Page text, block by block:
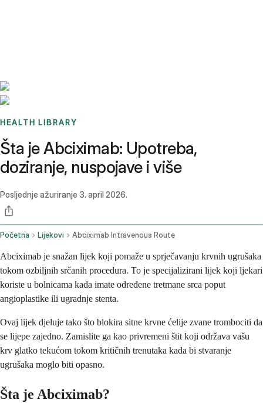
HEALTH LIBRARY
Šta je Abciximab: Upotreba,
doziranje, nuspojave i više
Posljednje ažuriranje 3. april 2026.
Početna Lijekovi Abciximab Intravenous Route
Abciximab je snažan lijek koji pomaže u sprječavanju krvnih ugrušaka
tokom ozbiljnih srčanih procedura. To je specijalizirani lijek koji ljekari
koriste u bolnicama kada imate određene tretmane srca poput
angioplastike ili ugradnje stenta.
Ovaj lijek djeluje tako što blokira sitne krvne ćelije zvane trombociti da
se lijepe zajedno. Zamislite ga kao privremeni štit koji održava vašu
krv glatko tekućom tokom kritičnih trenutaka kada bi stvaranje
ugrušaka moglo biti opasno.
Šta je Abciximab?